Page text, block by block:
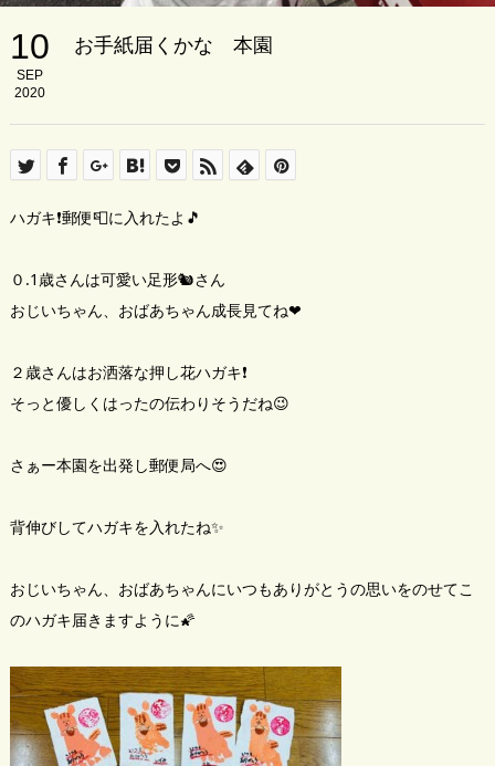
10
SEP
2020
お手紙届くかな 本園
ハガキ❗郵便📮に入れたよ🎵
０.1歳さんは可愛い足形🐿️さん
おじいちゃん、おばあちゃん成長見てね❤
２歳さんはお洒落な押し花ハガキ❗
そっと優しくはったの伝わりそうだね😉
さぁー本園を出発し郵便局へ😍
背伸びしてハガキを入れたね✨
おじいちゃん、おばあちゃんにいつもありがとうの思いをのせてこ
のハガキ届きますように🌠